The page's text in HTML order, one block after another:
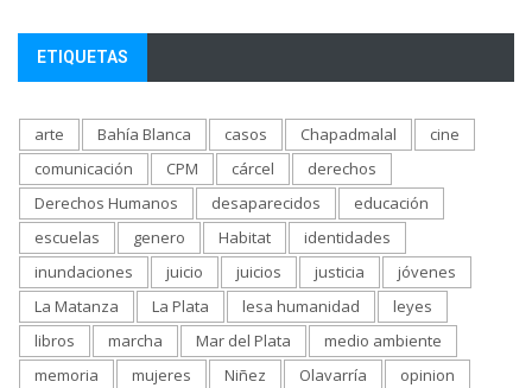
ETIQUETAS
arte Bahía Blanca casos Chapadmalal
cine
comunicación
CPM cárcel
derechos
Derechos Humanos
desaparecidos
educación
escuelas
genero Habitat
identidades
inundaciones
juicio juicios justicia
jóvenes
La Matanza
La Plata lesa humanidad
leyes
libros
marcha Mar del Plata
medio ambiente
memoria
mujeres Niñez Olavarría
opinion